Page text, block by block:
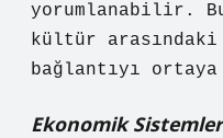
yorumlanabilir.
kültür arasındaki
bağlantıyı
Ekonomik Sistemler